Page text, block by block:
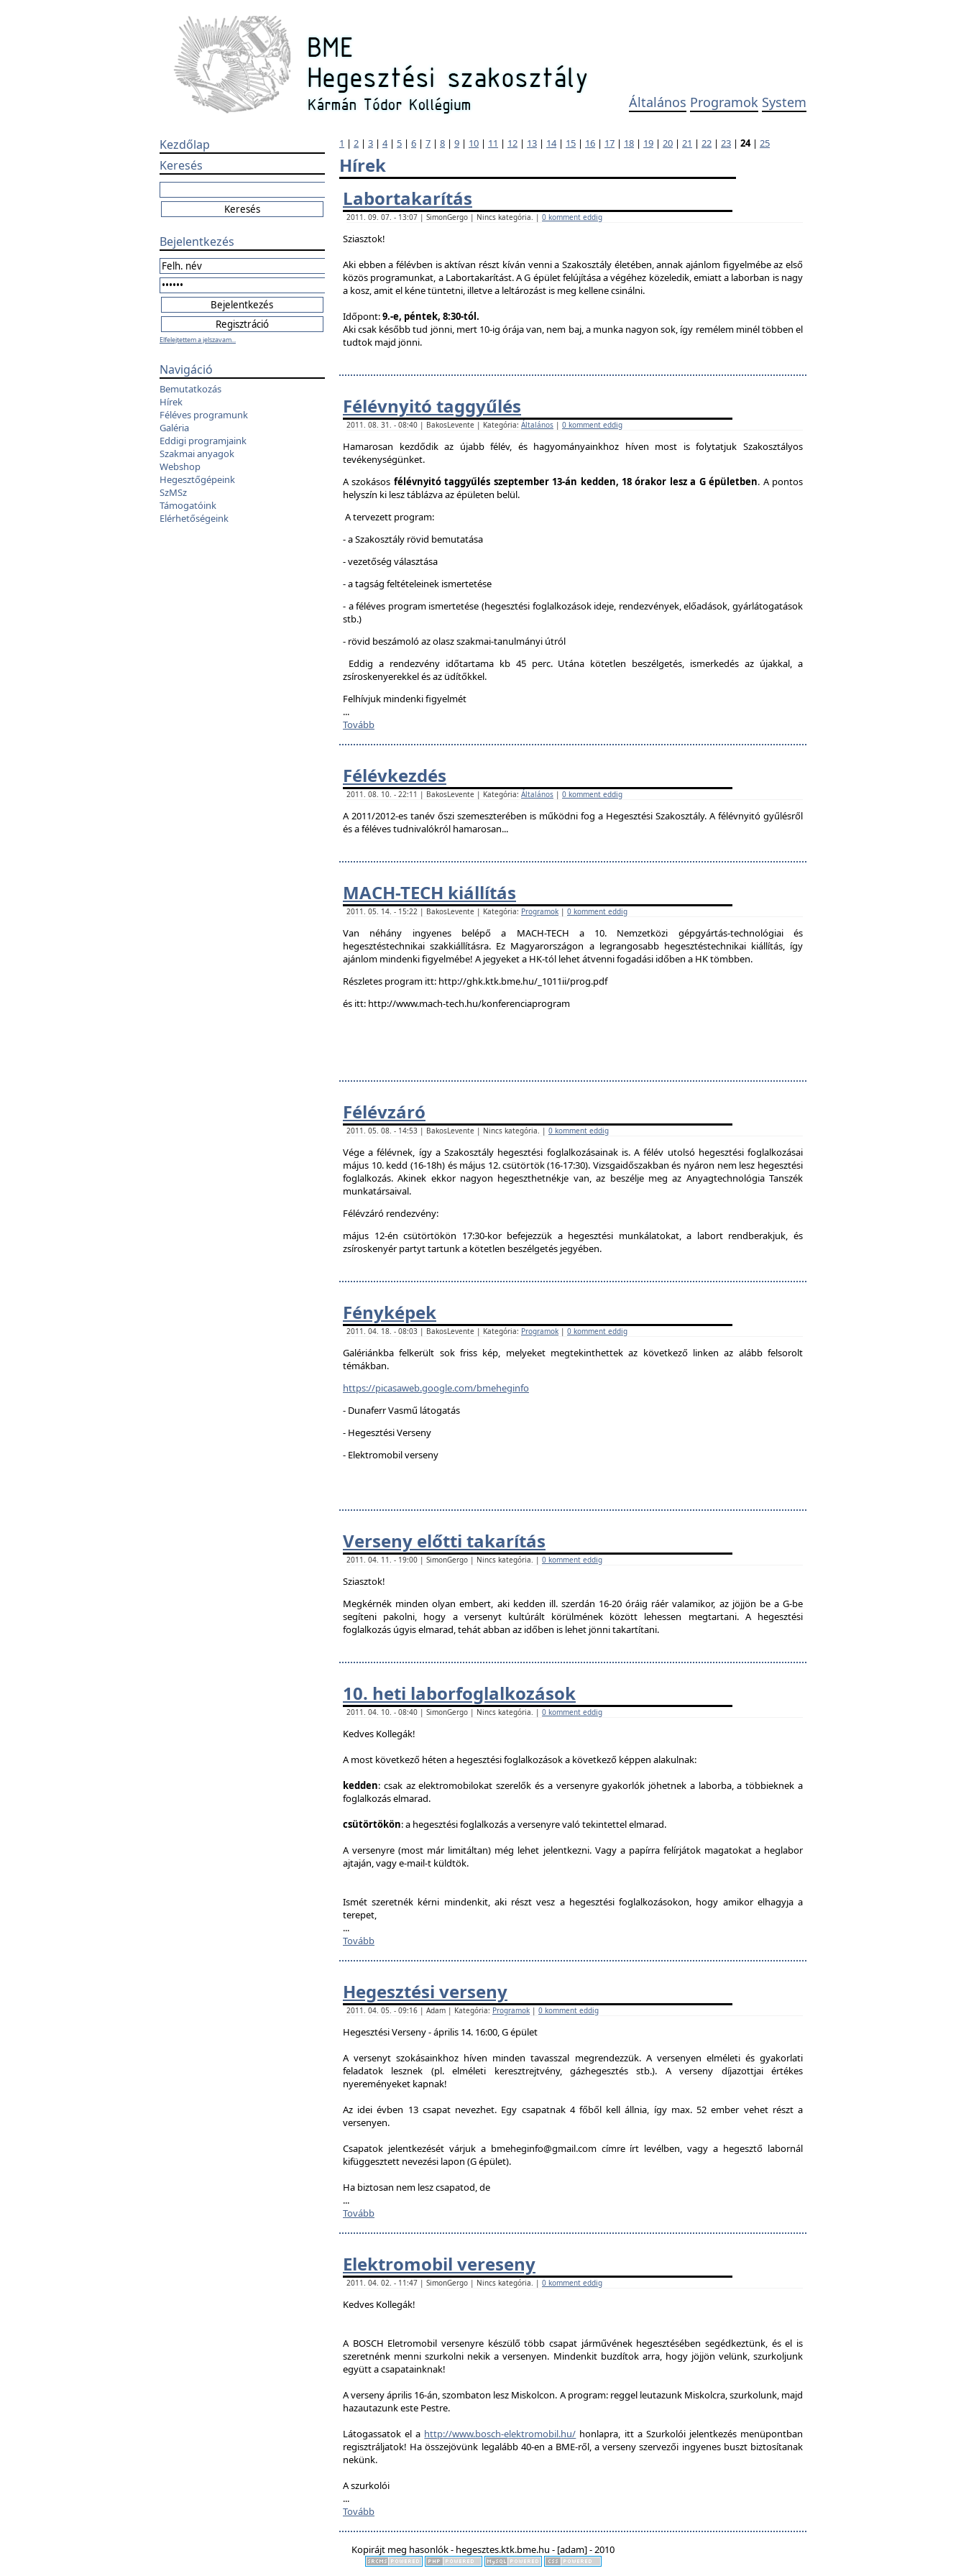
Általános Programok System
Kezdőlap
Keresés
Bejelentkezés
Elfelejtettem a jelszavam...
Navigáció
Bemutatkozás
Hírek
Féléves programunk
Galéria
Eddigi programjaink
Szakmai anyagok
Webshop
Hegesztőgépeink
SzMSz
Támogatóink
Elérhetőségeink
1 | 2 | 3 | 4| 5 | 6 | 7 | 8 | 9 | 10 | 11 | 12 | 13 | 14| 15 | 16 | 17 | 18 | 19 | 20 | 21 | 22 | 23 | 24| 25
Hírek
Labortakarítás
2011. 09. 07. - 13:07 | SimonGergo | Nincs kategória. | 0 komment eddig
Sziasztok!
Aki ebben a félévben is aktívan részt kíván venni a Szakosztály életében, annak ajánlom figyelmébe az első
közös programunkat, a Labortakarítást. A G épület felújítása a végéhez közeledik, emiatt a laborban is nagy
a kosz, amit el kéne tüntetni, illetve a leltározást is meg kellene csinálni.
Időpont:9.-e, péntek, 8:30-tól.
Aki csak később tud jönni, mert 10-ig órája van, nem baj, a munka nagyon sok, így remélem minél többen el
tudtok majd jönni.
Félévnyitó taggyűlés
2011. 08. 31. - 08:40 | BakosLevente | Kategória: Általános | 0 komment eddig
Hamarosan kezdődik az újabb félév, és hagyományainkhoz híven most is folytatjuk Szakosztályos
tevékenységünket.
A szokásos félévnyitó taggyűlés szeptember 13-án kedden, 18 órakor lesz a G épületben. A pontos
helyszín ki lesz táblázva az épületen belül.
A tervezett program:
- a Szakosztály rövid bemutatása
- vezetőség választása
- a tagság feltételeinek ismertetése
- a féléves program ismertetése (hegesztési foglalkozások ideje, rendezvények, előadások, gyárlátogatások
stb.)
- rövid beszámoló az olasz szakmai-tanulmányi útról
Eddig a rendezvény időtartama kb 45 perc. Utána kötetlen beszélgetés, ismerkedés az újakkal, a
zsíroskenyerekkel és az üdítőkkel.
Felhívjuk mindenki figyelmét
...
Tovább
Félévkezdés
2011. 08. 10. - 22:11 | BakosLevente | Kategória: Általános | 0 komment eddig
A 2011/2012-es tanév őszi szemeszterében is működni fog a Hegesztési Szakosztály. A félévnyitó gyűlésről
és a féléves tudnivalókról hamarosan...
MACH-TECH kiállítás
2011. 05. 14. - 15:22 | BakosLevente | Kategória: Programok | 0 komment eddig
Van néhány ingyenes belépő a MACH-TECH a 10. Nemzetközi gépgyártás-technológiai és
hegesztéstechnikai szakkiállításra. Ez Magyarországon a legrangosabb hegesztéstechnikai kiállítás, így
ajánlom mindenki figyelmébe! A jegyeket a HK-tól lehet átvenni fogadási időben a HK tömbben.
Részletes program itt: http://ghk.ktk.bme.hu/_1011ii/prog.pdf
és itt: http://www.mach-tech.hu/konferenciaprogram
Félévzáró
2011. 05. 08. - 14:53 | BakosLevente | Nincs kategória. | 0 komment eddig
Vége a félévnek, így a Szakosztály hegesztési foglalkozásainak is. A félév utolsó hegesztési foglalkozásai
május 10. kedd (16-18h) és május 12. csütörtök (16-17:30). Vizsgaidőszakban és nyáron nem lesz hegesztési
foglalkozás. Akinek ekkor nagyon hegeszthetnékje van, az beszélje meg az Anyagtechnológia Tanszék
munkatársaival.
Félévzáró rendezvény:
május 12-én csütörtökön 17:30-kor befejezzük a hegesztési munkálatokat, a labort rendberakjuk, és
zsíroskenyér partyt tartunk a kötetlen beszélgetés jegyében.
Fényképek
2011. 04. 18. - 08:03 | BakosLevente | Kategória: Programok | 0 komment eddig
Galériánkba felkerült sok friss kép, melyeket megtekinthettek az következő linken az alább felsorolt
témákban.
https://picasaweb.google.com/bmeheginfo
- Dunaferr Vasmű látogatás
- Hegesztési Verseny
- Elektromobil verseny
Verseny előtti takarítás
2011. 04. 11. - 19:00 | SimonGergo | Nincs kategória. | 0 komment eddig
Sziasztok!
Megkérnék minden olyan embert, aki kedden ill. szerdán 16-20 óráig ráér valamikor, az jöjjön be a G-be
segíteni pakolni, hogy a versenyt kultúrált körülmének között lehessen megtartani. A hegesztési
foglalkozás úgyis elmarad, tehát abban az időben is lehet jönni takartítani.
10. heti laborfoglalkozások
2011. 04. 10. - 08:40 | SimonGergo | Nincs kategória. | 0 komment eddig
Kedves Kollegák!
A most következő héten a hegesztési foglalkozások a következő képpen alakulnak:
kedden: csak az elektromobilokat szerelők és a versenyre gyakorlók jöhetnek a laborba, a többieknek a
foglalkozás elmarad.
csütörtökön: a hegesztési foglalkozás a versenyre való tekintettel elmarad.
A versenyre (most már limitáltan) még lehet jelentkezni. Vagy a papírra felírjátok magatokat a heglabor
ajtaján, vagy e-mail-t küldtök.
Ismét szeretnék kérni mindenkit, aki részt vesz a hegesztési foglalkozásokon, hogy amikor elhagyja a
terepet,
...
Tovább
Hegesztési verseny
2011. 04. 05. - 09:16 | Adam | Kategória: Programok | 0 komment eddig
Hegesztési Verseny - április 14. 16:00, G épület
A versenyt szokásainkhoz híven minden tavasszal megrendezzük. A versenyen elméleti és gyakorlati
feladatok lesznek (pl. elméleti keresztrejtvény, gázhegesztés stb.). A verseny díjazottjai értékes
nyereményeket kapnak!
Az idei évben 13 csapat nevezhet. Egy csapatnak 4 főből kell állnia, így max. 52 ember vehet részt a
versenyen.
Csapatok jelentkezését várjuk a bmeheginfo@gmail.com címre írt levélben, vagy a hegesztő labornál
kifüggesztett nevezési lapon (G épület).
Ha biztosan nem lesz csapatod, de
...
Tovább
Elektromobil vereseny
2011. 04. 02. - 11:47 | SimonGergo | Nincs kategória. | 0 komment eddig
Kedves Kollegák!
A BOSCH Eletromobil versenyre készülő több csapat járművének hegesztésében segédkeztünk, és el is
szeretnénk menni szurkolni nekik a versenyen. Mindenkit buzdítok arra, hogy jöjjön velünk, szurkoljunk
együtt a csapatainknak!
A verseny április 16-án, szombaton lesz Miskolcon. A program: reggel leutazunk Miskolcra, szurkolunk, majd
hazautazunk este Pestre.
Látogassatok el a http://www.bosch-elektromobil.hu/ honlapra, itt a Szurkolói jelentkezés menüpontban
regisztráljatok! Ha összejövünk legalább 40-en a BME-ről, a verseny szervezői ingyenes buszt biztosítanak
nekünk.
A szurkolói
...
Tovább
Kopirájt meg hasonlók - hegesztes.ktk.bme.hu - [adam] - 2010